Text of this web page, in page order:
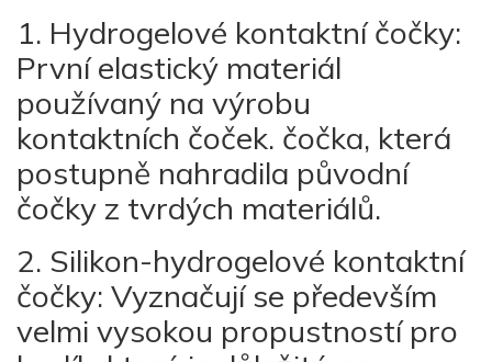
1. Hydrogelové kontaktní čočky:
První elastický materiál
používaný na výrobu
kontaktních čoček. čočka, která
postupně nahradila původní
čočky z tvrdých materiálů.
2. Silikon-hydrogelové kontaktní
čočky: Vyznačují se především
velmi vysokou propustností pro